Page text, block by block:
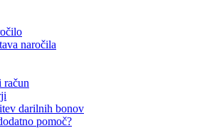
naročila
račun
darilnih bonov
pomoč?